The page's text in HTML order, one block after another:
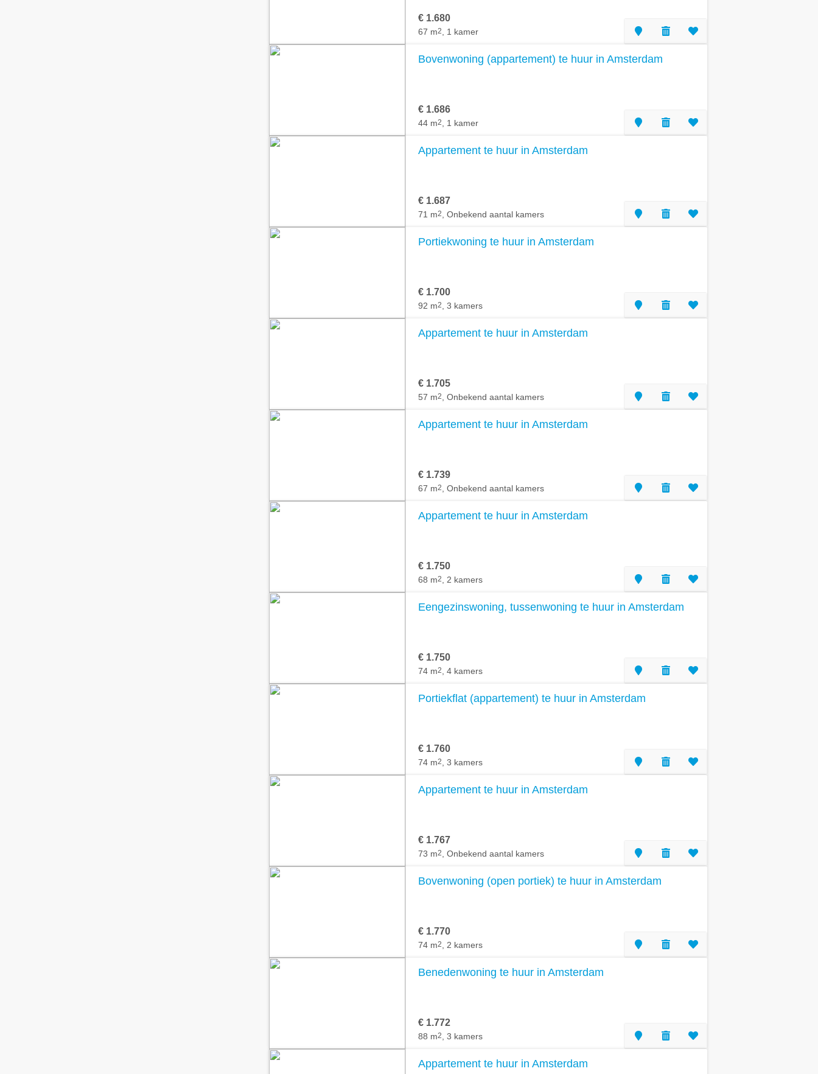
€ 1.680
67 m2 , 1 kamer
Bovenwoning (appartement) te huur in Amsterdam
€ 1.686
44 m2 , 1 kamer
Appartement te huur in Amsterdam
€ 1.687
71 m2 , Onbekend aantal kamers
Portiekwoning te huur in Amsterdam
€ 1.700
92 m2 , 3 kamers
Appartement te huur in Amsterdam
€ 1.705
57 m2 , Onbekend aantal kamers
Appartement te huur in Amsterdam
€ 1.739
67 m2 , Onbekend aantal kamers
Appartement te huur in Amsterdam
€ 1.750
68 m2 , 2 kamers
Eengezinswoning, tussenwoning te huur in Amsterdam
€ 1.750
74 m2 , 4 kamers
Portiekflat (appartement) te huur in Amsterdam
€ 1.760
74 m2 , 3 kamers
Appartement te huur in Amsterdam
€ 1.767
73 m2 , Onbekend aantal kamers
Bovenwoning (open portiek) te huur in Amsterdam
€ 1.770
74 m2 , 2 kamers
Benedenwoning te huur in Amsterdam
€ 1.772
88 m2 , 3 kamers
Appartement te huur in Amsterdam